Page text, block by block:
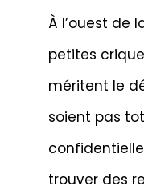
À l’ouest de
petites
méritent le
soient pas
trouver des